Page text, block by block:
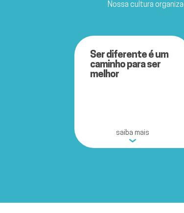
Nossa cultura
Ser diferente é um
caminho para ser
melhor
saiba mais